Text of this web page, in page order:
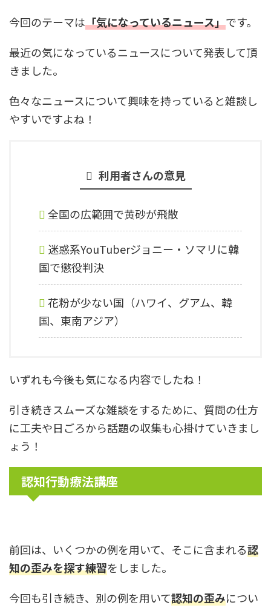
今回のテーマは「気になっているニュース」です。
最近の気になっているニュースについて発表して頂
きました。
色々なニュースについて興味を持っていると雑談し
やすいですよね！
利用者さんの意見
全国の広範囲で黄砂が飛散
迷惑系YouTuberジョニー・ソマリに韓
国で懲役判決
花粉が少ない国（ハワイ、グアム、韓
国、東南アジア）
いずれも今後も気になる内容でしたね！
引き続きスムーズな雑談をするために、質問の仕方
に工夫や日ごろから話題の収集も心掛けていきまし
ょう！
認知行動療法講座
前回は、いくつかの例を用いて、そこに含まれる認
知の歪みを探す練習をしました。
今回も引き続き、別の例を用いて認知の歪みについ